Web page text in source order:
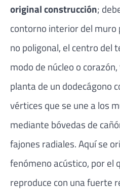
original construcción;
contorno interior del muro
no poligonal, el centro del
modo de núcleo o
planta de un dodecágono
vértices que se une a los
mediante bóvedas de
fajones radiales. Aquí se
fenómeno acústico, por el
reproduce con una fuerte